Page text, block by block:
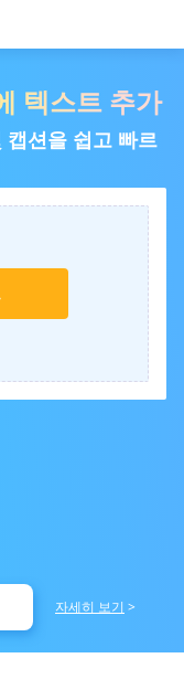
텍스트 추가
캡션을 쉽고 빠르
자세히 보기 >